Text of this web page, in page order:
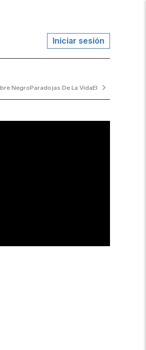
Iniciar sesión
NegroParadojas De La VidaEl Jardinero